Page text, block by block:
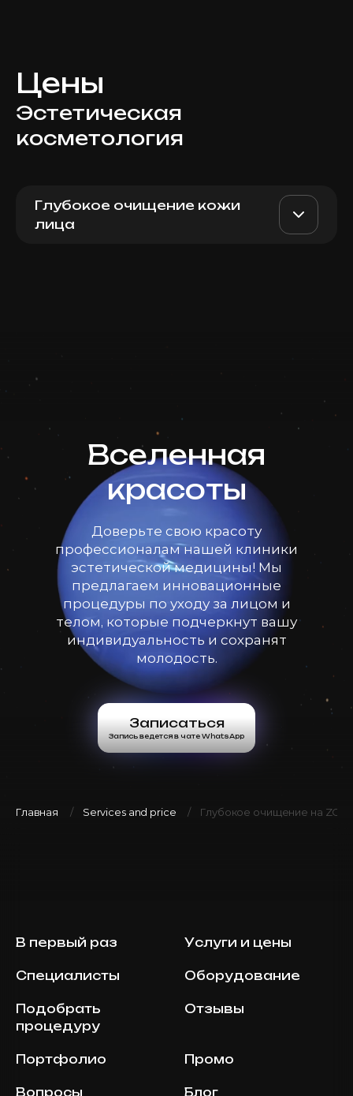
Цены
Эстетическая
косметология
Глубокое очищение кожи
лица
Вселенная
красоты
Доверьте свою красоту
профессионалам нашей клиники
эстетической медицины! Мы
предлагаем инновационные
процедуры по уходу за лицом и
телом, которые подчеркнут вашу
индивидуальность и сохранят
молодость.
Записаться
Запись ведется в чате WhatsApp
Главная Services and price Глубокое очищение на ZO
В первый раз Услуги и цены
Специалисты Оборудование
Подобрать
процедуру
Отзывы
Портфолио Промо
Вопросы Блог